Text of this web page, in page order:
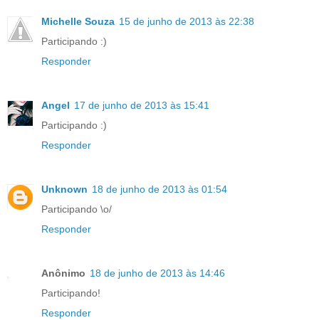
Michelle Souza 15 de junho de 2013 às 22:38
Participando :)
Responder
Angel 17 de junho de 2013 às 15:41
Participando :)
Responder
Unknown 18 de junho de 2013 às 01:54
Participando \o/
Responder
Anônimo 18 de junho de 2013 às 14:46
Participando!
Responder